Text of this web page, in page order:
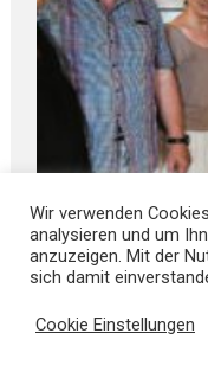
August 8, 2026
Gebhard-Glück-M
Wir verwenden
analysieren und um
anzuzeigen. Mit der
sich damit
Cookie Einstellungen